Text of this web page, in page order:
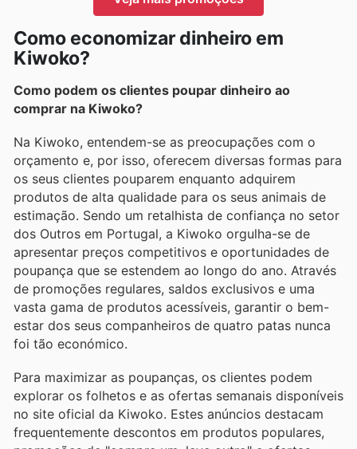
Como economizar dinheiro em
Kiwoko?
Como podem os clientes poupar dinheiro ao
comprar na Kiwoko?
Na Kiwoko, entendem-se as preocupações com o
orçamento e, por isso, oferecem diversas formas para
os seus clientes pouparem enquanto adquirem
produtos de alta qualidade para os seus animais de
estimação. Sendo um retalhista de confiança no setor
dos Outros em Portugal, a Kiwoko orgulha-se de
apresentar preços competitivos e oportunidades de
poupança que se estendem ao longo do ano. Através
de promoções regulares, saldos exclusivos e uma
vasta gama de produtos acessíveis, garantir o bem-
estar dos seus companheiros de quatro patas nunca
foi tão económico.
Para maximizar as poupanças, os clientes podem
explorar os folhetos e as ofertas semanais disponíveis
no site oficial da Kiwoko. Estes anúncios destacam
frequentemente descontos em produtos populares,